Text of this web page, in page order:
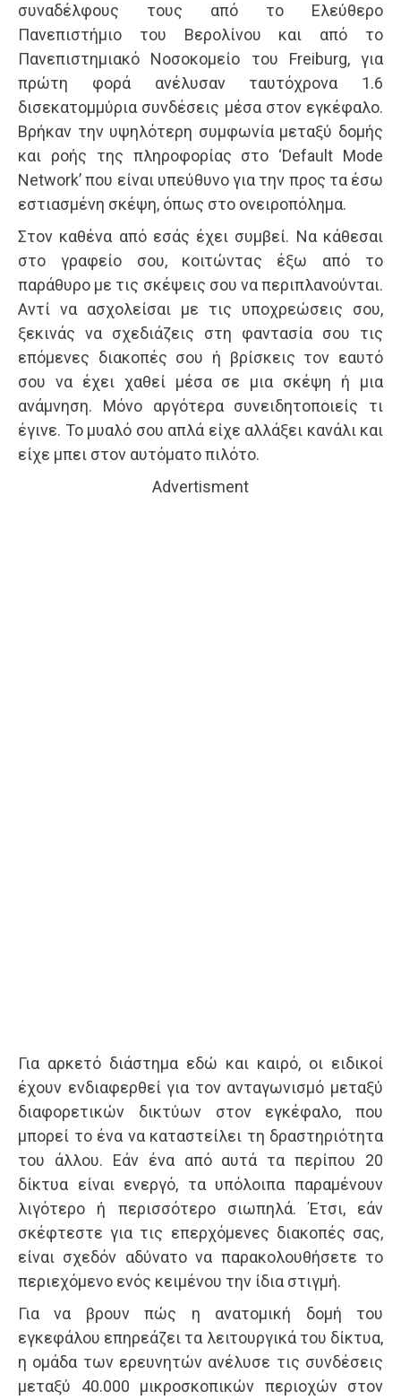
συναδέλφους τους από το Ελεύθερο
Πανεπιστήμιο του Βερολίνου και από το
Πανεπιστημιακό Νοσοκομείο του Freiburg, για
πρώτη φορά ανέλυσαν ταυτόχρονα 1.6
δισεκατομμύρια συνδέσεις μέσα στον εγκέφαλο.
Βρήκαν την υψηλότερη συμφωνία μεταξύ δομής
και ροής της πληροφορίας στο ‘Default Mode
Network’ που είναι υπεύθυνο για την προς τα έσω
εστιασμένη σκέψη, όπως στο ονειροπόλημα.
Στον καθένα από εσάς έχει συμβεί. Να κάθεσαι
στο γραφείο σου, κοιτώντας έξω από το
παράθυρο με τις σκέψεις σου να περιπλανούνται.
Αντί να ασχολείσαι με τις υποχρεώσεις σου,
ξεκινάς να σχεδιάζεις στη φαντασία σου τις
επόμενες διακοπές σου ή βρίσκεις τον εαυτό
σου να έχει χαθεί μέσα σε μια σκέψη ή μια
ανάμνηση. Μόνο αργότερα συνειδητοποιείς τι
έγινε. Το μυαλό σου απλά είχε αλλάξει κανάλι και
είχε μπει στον αυτόματο πιλότο.
Advertisment
Για αρκετό διάστημα εδώ και καιρό, οι ειδικοί
έχουν ενδιαφερθεί για τον ανταγωνισμό μεταξύ
διαφορετικών δικτύων στον εγκέφαλο, που
μπορεί το ένα να καταστείλει τη δραστηριότητα
του άλλου. Εάν ένα από αυτά τα περίπου 20
δίκτυα είναι ενεργό, τα υπόλοιπα παραμένουν
λιγότερο ή περισσότερο σιωπηλά. Έτσι, εάν
σκέφτεστε για τις επερχόμενες διακοπές σας,
είναι σχεδόν αδύνατο να παρακολουθήσετε το
περιεχόμενο ενός κειμένου την ίδια στιγμή.
Για να βρουν πώς η ανατομική δομή του
εγκεφάλου επηρεάζει τα λειτουργικά του δίκτυα,
η ομάδα των ερευνητών ανέλυσε τις συνδέσεις
μεταξύ 40.000 μικροσκοπικών περιοχών στον